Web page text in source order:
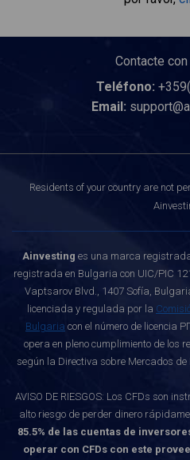
Contacte
Teléfono:
Email:
Residents of your country are not
Ainvesting es una marca
registrada en Bulgaria con UIC/PIC
Vaptsarov Blvd., 1407 Sofía,
licenciada y regulada por la
Bulgaria con el número de licencia
opera en pleno cumplimiento de los
según la Directiva sobre Mercados
AVISO DE RIESGOS: Los CFDs son
alto riesgo de perder dinero
85.5% de las cuentas de
operar con CFDs con este